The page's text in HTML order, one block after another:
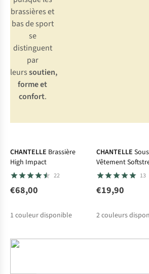
brassières et
bas de sport
se
distinguent
par
leurssoutien,
forme et
confort.
CHANTELLE Brassière
High Impact
22
€68,00
1 couleur disponible
CHANTELLE
Vêtement
Panties High
13
€19,90
2couleurs